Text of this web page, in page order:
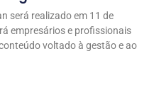
será realizado em 11 de
empresários e profissionais
voltado à gestão e ao